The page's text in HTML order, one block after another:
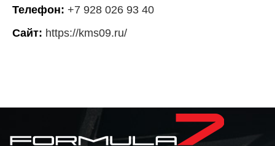
Телефон: +7 928 026 93 40
Сайт: https://kms09.ru/